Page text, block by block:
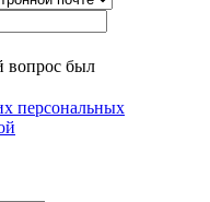
вопрос был
персональных